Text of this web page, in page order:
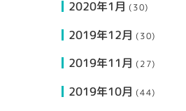
2020年1月 (30)
2019年12月 (30)
2019年11月 (27)
2019年10月 (44)